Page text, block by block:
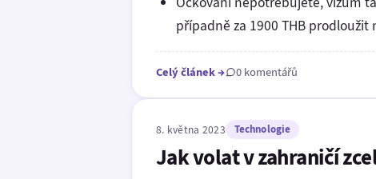
případně za 1900 THB prodloužit
Celý článek→ 0 komentářů
8. května 2023 Technologie
Jak volat v zahraničí